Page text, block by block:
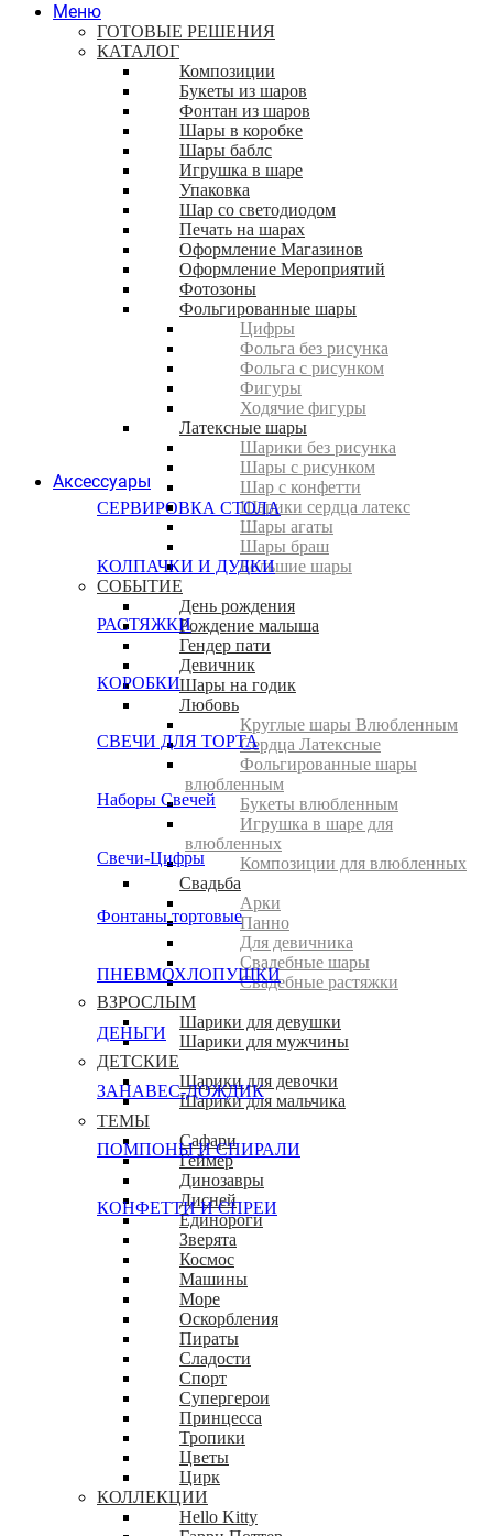
Аксессуары
СЕРВИРОВКА СТОЛА
КОЛПАЧКИ И ДУДКИ
РАСТЯЖКИ
КОРОБКИ
СВЕЧИ ДЛЯ ТОРТА
Наборы Свечей
Свечи-Цифры
Фонтаны тортовые
ПНЕВМОХЛОПУШКИ
ДЕНЬГИ
ЗАНАВЕС-ДОЖДИК
ПОМПОНЫ И СПИРАЛИ
КОНФЕТТИ И СПРЕИ
Меню
ГОТОВЫЕ РЕШЕНИЯ
КАТАЛОГ
Композиции
Букеты из шаров
Фонтан из шаров
Шары в коробке
Шары баблс
Игрушка в шаре
Упаковка
Шар со светодиодом
Печать на шарах
Оформление Магазинов
Оформление Мероприятий
Фотозоны
Фольгированные шары
Цифры
Фольга без рисунка
Фольга с рисунком
Фигуры
Ходячие фигуры
Латексные шары
Шарики без рисунка
Шары с рисунком
Шар с конфетти
Шарики сердца латекс
Шары агаты
Шары браш
Большие шары
СОБЫТИЕ
День рождения
Рождение малыша
Гендер пати
Девичник
Шары на годик
Любовь
Круглые шары Влюбленным
Сердца Латексные
Фольгированные шары
влюбленным
Букеты влюбленным
Игрушка в шаре для
влюбленных
Композиции для влюбленных
Свадьба
Арки
Панно
Для девичника
Свадебные шары
Свадебные растяжки
ВЗРОСЛЫМ
Шарики для девушки
Шарики для мужчины
ДЕТСКИЕ
Шарики для девочки
Шарики для мальчика
ТЕМЫ
Сафари
Геймер
Динозавры
Дисней
Единороги
Зверята
Космос
Машины
Море
Оскорбления
Пираты
Сладости
Спорт
Супергерои
Принцесса
Тропики
Цветы
Цирк
КОЛЛЕКЦИИ
Hello Kitty